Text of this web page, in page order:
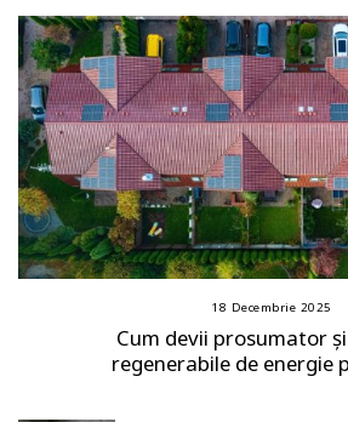
18 Decembrie 2025
Cum devii prosumator
regenerabile de energie